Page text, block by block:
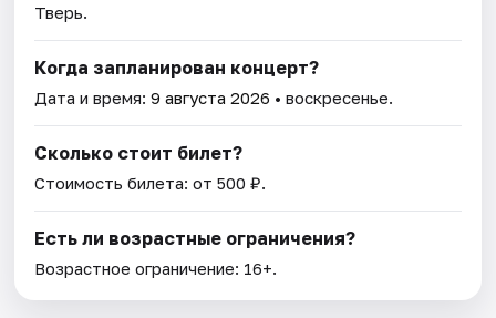
Тверь.
Когда запланирован концерт?
Дата и время:9 августа 2026 • воскресенье.
Сколько стоит билет?
Стоимость билета: от 500 ₽.
Есть ли возрастные ограничения?
Возрастное ограничение: 16+.